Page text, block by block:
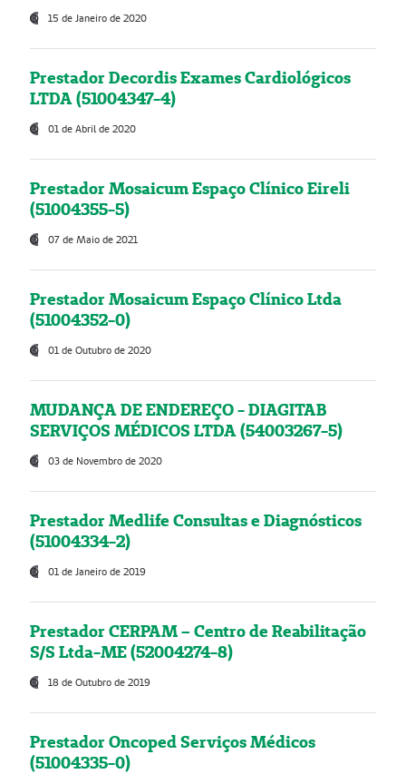
15 de Janeiro de 2020
Prestador Decordis Exames Cardiológicos
LTDA (51004347-4)
01 de Abril de 2020
Prestador Mosaicum Espaço Clínico Eireli
(51004355-5)
07 de Maio de 2021
Prestador Mosaicum Espaço Clínico Ltda
(51004352-0)
01 de Outubro de 2020
MUDANÇA DE ENDEREÇO - DIAGITAB
SERVIÇOS MÉDICOS LTDA (54003267-5)
03 de Novembro de 2020
Prestador Medlife Consultas e Diagnósticos
(51004334-2)
01 de Janeiro de 2019
Prestador CERPAM – Centro de Reabilitação
S/S Ltda-ME (52004274-8)
18 de Outubro de 2019
Prestador Oncoped Serviços Médicos
(51004335-0)